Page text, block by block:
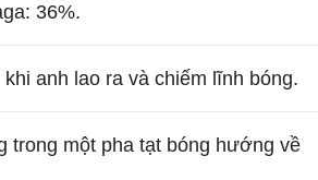
36%.
anh lao ra và chiếm lĩnh bóng.
trong một pha tạt bóng hướng về